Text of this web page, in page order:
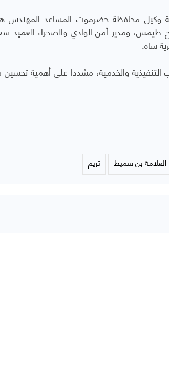
وكيل محافظة حضرموت المساعد
طيمس، ومدير أمن الوادي والصحراء العميد
ساه.
التنفيذية والخدمية، مشددا على أهمية
العلامة بن سميط تريم